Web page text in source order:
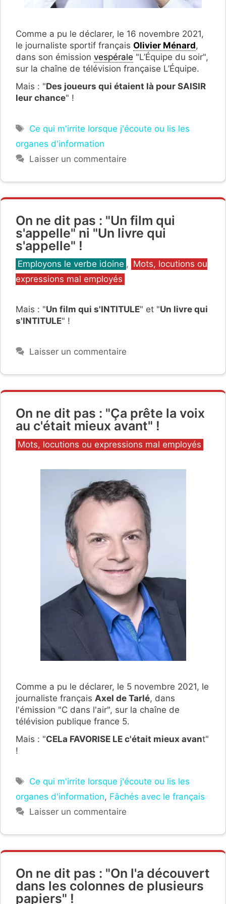
Comme a pu le déclarer, le 16 novembre 2021,
le journaliste sportif français Olivier Ménard,
dans son émission vespérale "L’Équipe du soir",
sur la chaîne de télévision française L’Équipe.
Mais : "Des joueurs qui étaient là pour SAISIR
leur chance" !
Étiquettes
Ce qui m'irrite lorsque j'écoute ou lis les
organes d'information
Laisser un commentaire
On ne dit pas : "Un film qui
s'appelle" ni "Un livre qui
s'appelle" !
Catégories
Employons le verbe idoine , Mots, locutions ou
expressions mal employés
Mais : "Un film qui s'INTITULE" et "Un livre qui
s'INTITULE" !
Laisser un commentaire
On ne dit pas : "Ça prête la voix
au c'était mieux avant" !
Catégories
Mots, locutions ou expressions mal employés
Comme a pu le déclarer, le 5 novembre 2021, le
journaliste français Axel de Tarlé, dans
l'émission "C dans l'air", sur la chaîne de
télévision publique france 5.
Mais : "CELa FAVORISE LE c'était mieux avant"
!
Étiquettes
Ce qui m'irrite lorsque j'écoute ou lis les
organes d'information, Fâchés avec le français
Laisser un commentaire
On ne dit pas : "On l'a découvert
dans les colonnes de plusieurs
papiers" !